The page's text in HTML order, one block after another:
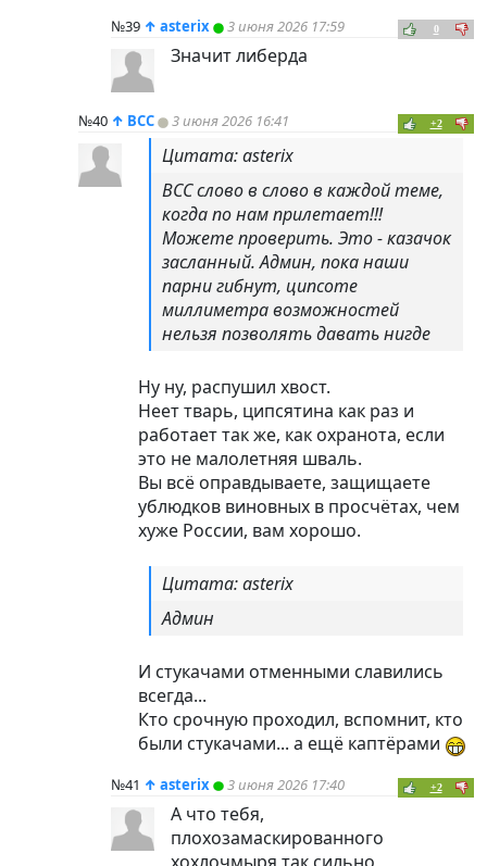
№39 ↑ asterix 3 июня 2026 17:59 0
Значит либерда
№40 ↑ ВСС 3 июня 2026 16:41 +2
Цитата: asterix
ВСС слово в слово в каждой теме,
когда по нам прилетает!!!
Можете проверить. Это - казачок
засланный. Админ, пока наши
парни гибнут, ципсоте
миллиметра возможностей
нельзя позволять давать нигде
Ну ну, распушил хвост.
Неет тварь, ципсятина как раз и
работает так же, как охранота, если
это не малолетняя шваль.
Вы всё оправдываете, защищаете
ублюдков виновных в просчётах, чем
хуже России, вам хорошо.
Цитата: asterix
Админ
И стукачами отменными славились
всегда...
Кто срочную проходил, вспомнит, кто
были стукачами... а ещё каптёрами
№41 ↑ asterix 3 июня 2026 17:40 +2
А что тебя,
плохозамаскированного